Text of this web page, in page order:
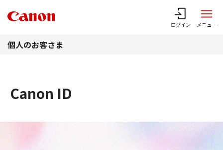
ログイン メニュー
個人のお客さま
Canon ID